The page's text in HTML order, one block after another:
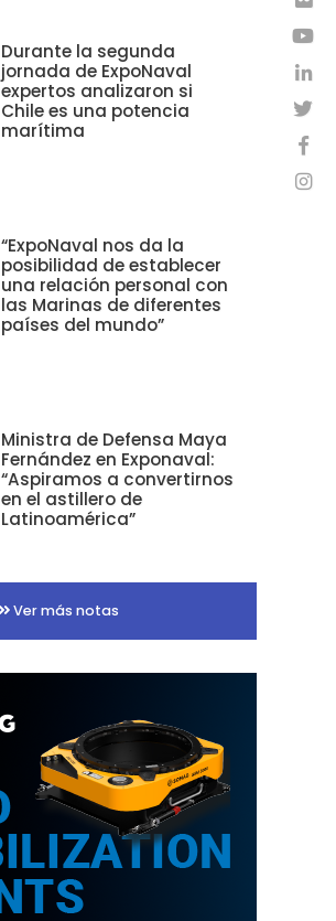
Durante la segunda
jornada de ExpoNaval
expertos analizaron si
Chile es una potencia
marítima
“ExpoNaval nos da la
posibilidad de establecer
una relación personal con
las Marinas de diferentes
países del mundo”
Ministra de Defensa Maya
Fernández en Exponaval:
“Aspiramos a convertirnos
en el astillero de
Latinoamérica”
Ver más notas